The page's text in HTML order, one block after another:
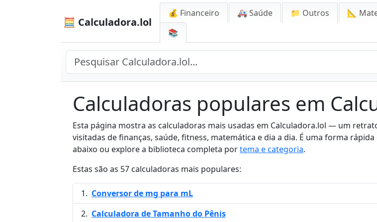
🧮 Calculadora.lol
💰 Financeiro 🚑 Saúde 📁 Outros 📐
📚
Calculadoras populares em
Esta página mostra as calculadoras mais usadas em Calculadora.lol — um
visitadas de finanças, saúde, fitness, matemática e dia a dia. É uma forma
abaixo ou explore a biblioteca completa portema e categoria.
Estas são as 57 calculadoras mais populares:
Conversor de mg para mL
Calculadora de Tamanho do Pênis